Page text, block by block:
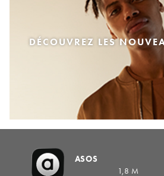
DÉCOUVREZ LES
ASOS
1,8 M